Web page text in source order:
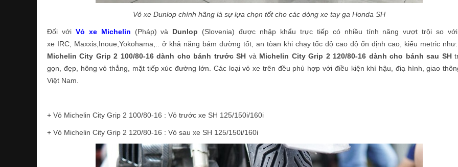
Vỏ xe Dunlop chính hãng là sự lựa chọn tốt cho các dòng xe tay ga Honda SH
Đối với Vỏ xe Michelin (Pháp) và Dunlop (Slovenia) được nhập khẩu trực tiếp có nhiều tính năng vượt trội so
xe IRC, Maxxis,Inoue,Yokohama,.. ở khả năng bám đường tốt, an tòan khi chạy tốc độ cao độ ổn định cao, kiểu metric
Michelin City Grip 2 100/80-16 dành cho bánh trước SH và Michelin City Grip 2 120/80-16 dành cho bánh sau SH
gọn, đẹp, hông vỏ thẳng, mặt tiếp xúc đường lớn. Các loại vỏ xe trên đều phù hợp với điều kiện khí hậu, điạ hình, giao
Việt Nam.
+ Vỏ Michelin City Grip 2 100/80-16 : Vỏ trước xe SH 125/150i/160i
+ Vỏ Michelin City Grip 2 120/80-16 : Vỏ sau xe SH 125/150i/160i